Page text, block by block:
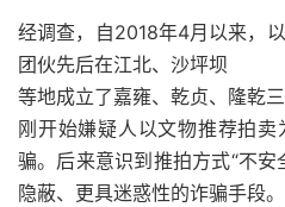
经调查，自2018年4月以来，
团伙先后在江北、沙坪坝
等地成立了嘉雍、乾贞、隆乾三
刚开始嫌疑人以文物推荐拍
骗。后来意识到推拍方式“不
隐蔽、更具迷惑性的诈骗手段。